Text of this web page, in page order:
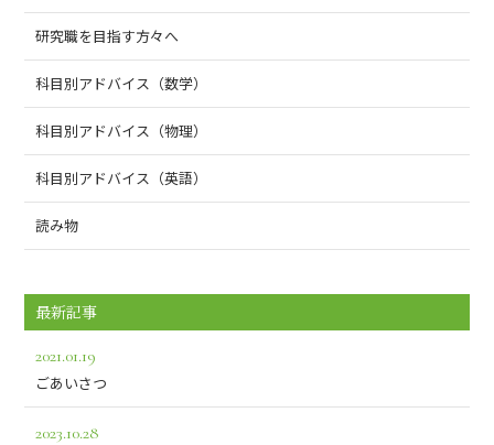
研究職を目指す方々へ
科目別アドバイス（数学）
科目別アドバイス（物理）
科目別アドバイス（英語）
読み物
最新記事
2021.01.19
ごあいさつ
2023.10.28